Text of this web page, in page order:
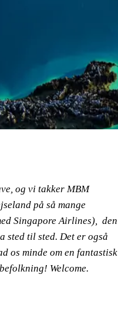
og vi takker MBM
på så mange
Singapore Airlines), den
sted til sted. Det er også
os minde om en fantastisk
Welcome.